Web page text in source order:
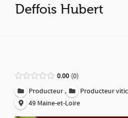
Deffois Hubert
0.00 0
Producteur ,
Producteur
49 Maine-et-Loire